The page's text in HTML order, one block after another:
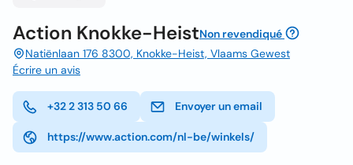
Action Knokke-HeistNon revendiqué
Natiënlaan 176 8300, Knokke-Heist, Vlaams Gewest
Écrire un avis
+32 2 313 50 66 Envoyer un email
https://www.action.com/nl-be/winkels/